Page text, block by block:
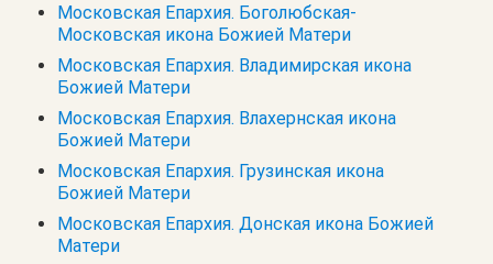
Московская Епархия. Боголюбская-
Московская икона Божией Матери
Московская Епархия. Владимирская икона
Божией Матери
Московская Епархия. Влахернская икона
Божией Матери
Московская Епархия. Грузинская икона
Божией Матери
Московская Епархия. Донская икона Божией
Матери